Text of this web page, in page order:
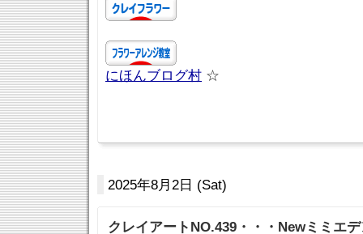
にほんブログ村 ☆
2025年8月2日 (Sat)
クレイアートNO.439・・・Newミミエ